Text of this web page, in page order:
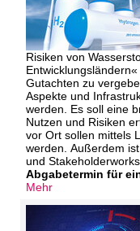
Risiken von
Gutachten zu
Aspekte und
werden. Es soll eine
Nutzen und Risiken
vor Ort sollen mittels
werden. Außerdem
und
Abgabetermin für
Mehr